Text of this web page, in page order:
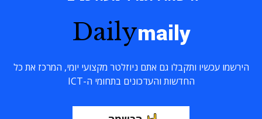
Dailymaily
הירשמו עכשיו ותקבלו גם אתם ניוזלטר מקצועי יומי, המרכז את כל
החדשות והעדכונים בתחומי ה-ICT